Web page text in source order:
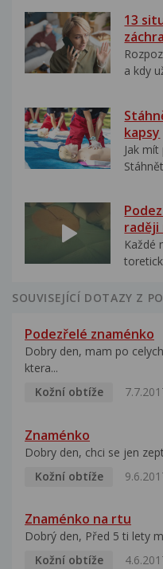
13
a kdy
kapsy
Jak
Každé
SOUVISEJÍCÍ DOTAZY Z
Podezřelé znaménko
Dobry den, mam po
ktera...
Kožní obtíže
Znaménko
Dobry den, chci se jen
Kožní obtíže
Znaménko na rtu
Dobrý den, Před 5 ti lety
Kožní obtíže